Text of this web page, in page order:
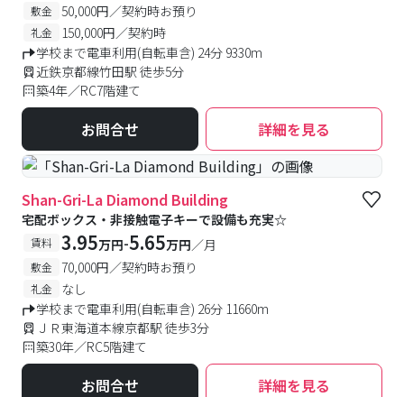
敷金 50,000円／契約時お預り
礼金
150,000円／契約時
学校まで電車利用(自転車含) 24分 9330m
近鉄京都線竹田駅 徒歩5分
築4年／RC7階建て
お問合せ 詳細を見る
Shan-Gri-La Diamond Building
宅配ボックス・非接触電子キーで設備も充実☆
賃料 3.95万円-5.65万円／月
敷金 70,000円／契約時お預り
礼金
なし
学校まで電車利用(自転車含) 26分 11660m
ＪＲ東海道本線京都駅 徒歩3分
築30年／RC5階建て
お問合せ 詳細を見る